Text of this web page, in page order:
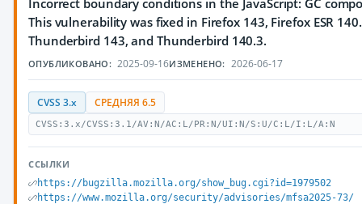
Incorrect boundary conditions in the JavaScript: GC
This vulnerability was fixed in Firefox 143, Firefox ESR
Thunderbird 143, and Thunderbird 140.3.
ОПУБЛИКОВАНО: 2025-09-16ИЗМЕНЕНО: 2026-06-17
CVSS 3.x СРЕДНЯЯ 6.5
CVSS:3.x/CVSS:3.1/AV:N/AC:L/PR:N/UI:N/S:U/C:L/I:L/A:N
ССЫЛКИ
https://bugzilla.mozilla.org/show_bug.cgi?id=1979502
https://www.mozilla.org/security/advisories/mfsa2025-73/